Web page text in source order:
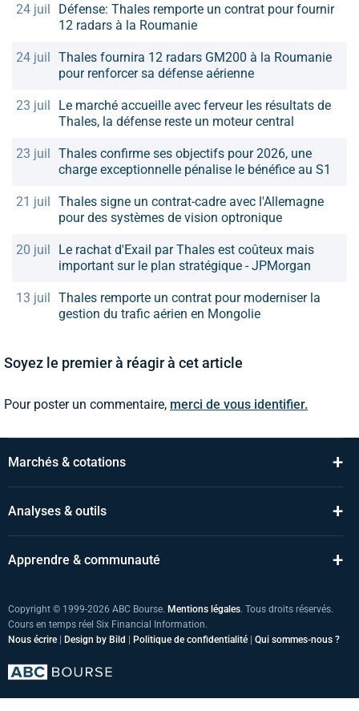
24 juil
Défense: Thales remporte un contrat pour fournir
12 radars à la Roumanie
24 juil Thales fournira 12 radars GM200 à la Roumanie
pour renforcer sa défense aérienne
23 juil
Le marché accueille avec ferveur les résultats de
Thales, la défense reste un moteur central
23 juil Thales confirme ses objectifs pour 2026, une
charge exceptionnelle pénalise le bénéfice au S1
21 juil Thales signe un contrat-cadre avec l'Allemagne
pour des systèmes de vision optronique
20 juil
Le rachat d'Exail par Thales est coûteux mais
important sur le plan stratégique - JPMorgan
13 juil Thales remporte un contrat pour moderniser la
gestion du trafic aérien en Mongolie
Soyez le premier à réagir à cet article
Pour poster un commentaire, merci de vous identifier.
Marchés & cotations +
Analyses & outils +
Apprendre & communauté +
Copyright © 1999-2026 ABC Bourse. Mentions légales. Tous droits réservés.
Cours en temps réel Six Financial Information.
Nous écrire | Design by Bild | Politique de confidentialité | Qui sommes-nous ?